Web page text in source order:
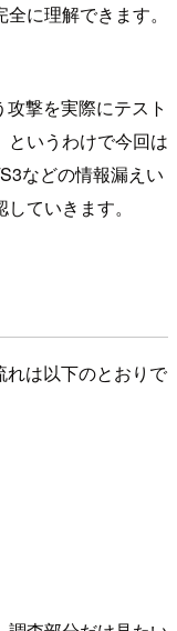
に理解できます。
撃を実際にテスト
というわけで今回は
などの情報漏えい
ていきます。
は以下のとおりで